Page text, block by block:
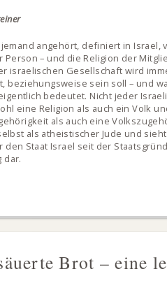
angehört, definiert in Israel,
Person – und die Religion der
israelischen Gesellschaft wird
beziehungsweise sein soll – und
bedeutet. Nicht jeder
eine Religion als auch ein Volk
als auch eine
als atheistischer Jude und
den Staat Israel seit der
dar.
Brot – eine